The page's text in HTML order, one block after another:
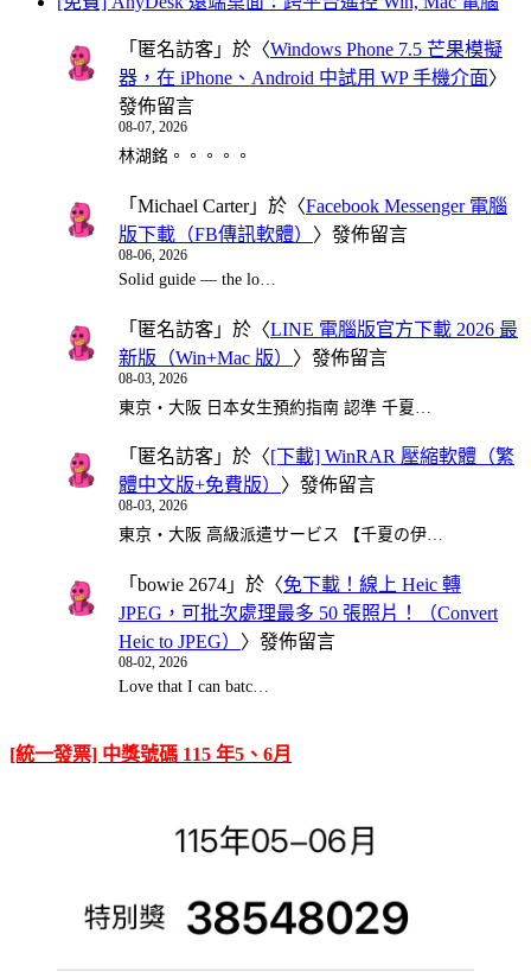
「 匿名訪客 」於〈Windows Phone 7.5 芒果模擬
器，在 iPhone、Android 中試用 WP 手機介面〉
發佈留言
08-07, 2026
林湖銘。。。。。
「 Michael Carter」於〈Facebook Messenger 電腦
版下載（FB傳訊軟體） 〉發佈留言
08-06, 2026
Solid guide — the lo…
「 匿名訪客 」於〈LINE 電腦版官方下載 2026 最
新版（Win+Mac 版） 〉發佈留言
08-03, 2026
東京・大阪 日本女生預約指南 認準 千夏…
「 匿名訪客 」於〈[下載] WinRAR 壓縮軟體（繁
體中文版+免費版） 〉發佈留言
08-03, 2026
東京・大阪 高級派遣サービス 【千夏の伊…
「 bowie 2674 」於〈免下載！線上 Heic 轉
JPEG，可批次處理最多 50 張照片！（Convert
Heic to JPEG） 〉發佈留言
08-02, 2026
Love that I can batc…
[統一發票] 中獎號碼 115 年5、6月